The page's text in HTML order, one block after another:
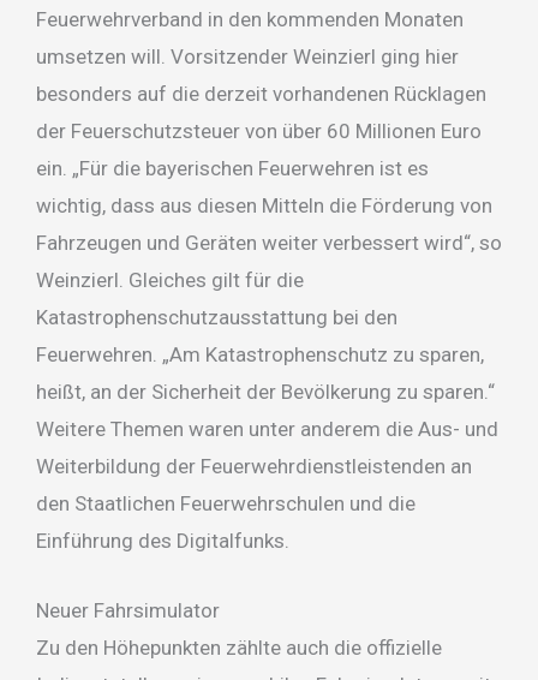
Feuerwehrverband in den kommenden Monaten
umsetzen will. Vorsitzender Weinzierl ging hier
besonders auf die derzeit vorhandenen Rücklagen
der Feuerschutzsteuer von über 60 Millionen Euro
ein. „Für die bayerischen Feuerwehren ist es
wichtig, dass aus diesen Mitteln die Förderung von
Fahrzeugen und Geräten weiter verbessert wird“, so
Weinzierl. Gleiches gilt für die
Katastrophenschutzausstattung bei den
Feuerwehren. „Am Katastrophenschutz zu sparen,
heißt, an der Sicherheit der Bevölkerung zu sparen.“
Weitere Themen waren unter anderem die Aus- und
Weiterbildung der Feuerwehrdienstleistenden an
den Staatlichen Feuerwehrschulen und die
Einführung des Digitalfunks.
Neuer Fahrsimulator
Zu den Höhepunkten zählte auch die offizielle